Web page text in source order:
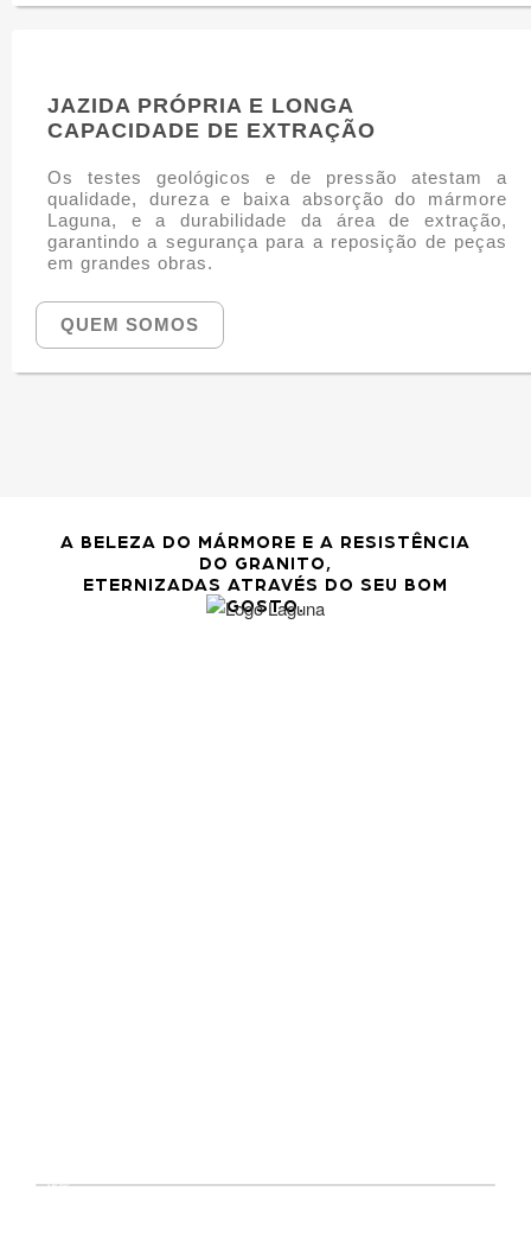
JAZIDA PRÓPRIA E LONGA
CAPACIDADE DE EXTRAÇÃO
Os testes geológicos e de pressão atestam a
qualidade, dureza e baixa absorção do mármore
Laguna, e a durabilidade da área de extração,
garantindo a segurança para a reposição de peças
em grandes obras.
QUEM SOMOS
A BELEZA DO MÁRMORE E A RESISTÊNCIA
DO GRANITO,
ETERNIZADAS ATRAVÉS DO SEU BOM
GOSTO.
90%